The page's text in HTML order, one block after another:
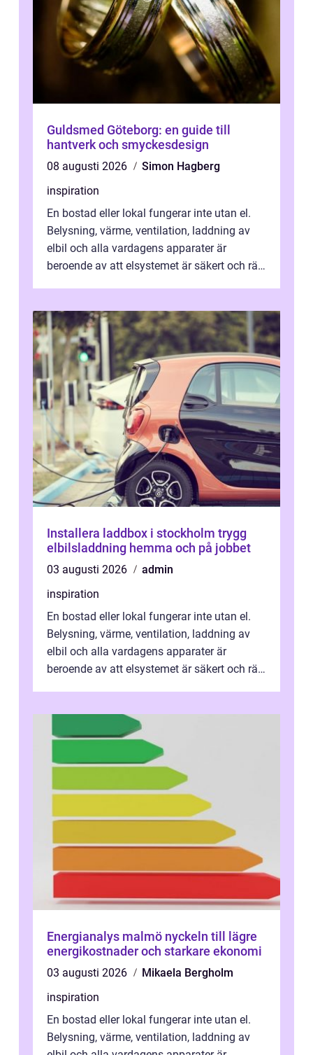
Guldsmed Göteborg: en guide till
hantverk och smyckesdesign
08 augusti 2026
Simon Hagberg
inspiration
En bostad eller lokal fungerar inte utan el.
Belysning, värme, ventilation, laddning av
elbil och alla vardagens apparater är
beroende av att elsystemet är säkert och rätt
Installera laddbox i stockholm trygg
elbilsladdning hemma och på jobbet
03 augusti 2026
admin
inspiration
En bostad eller lokal fungerar inte utan el.
Belysning, värme, ventilation, laddning av
elbil och alla vardagens apparater är
beroende av att elsystemet är säkert och rätt
Energianalys malmö nyckeln till lägre
energikostnader och starkare ekonomi
03 augusti 2026
Mikaela Bergholm
inspiration
En bostad eller lokal fungerar inte utan el.
Belysning, värme, ventilation, laddning av